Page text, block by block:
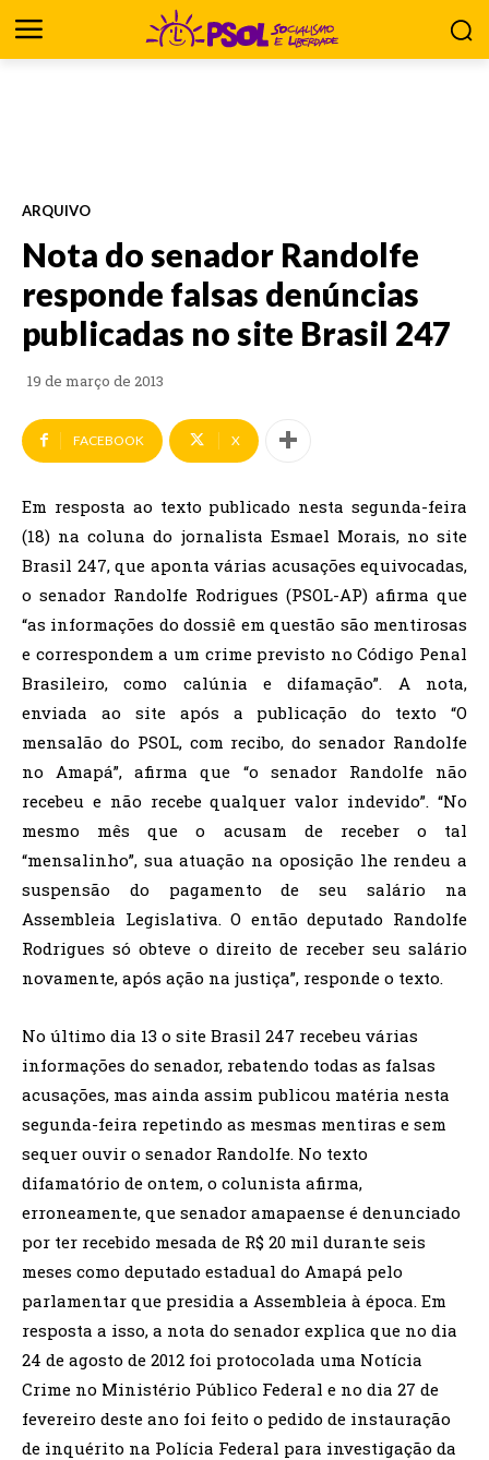
ARQUIVO
Nota do senador Randolfe
responde falsas denúncias
publicadas no site Brasil 247
19 de março de 2013
FACEBOOK X
Em resposta ao texto publicado nesta segunda-feira
(18) na coluna do jornalista Esmael Morais, no site
Brasil 247, que aponta várias acusações equivocadas,
o senador Randolfe Rodrigues (PSOL-AP) afirma que
“as informações do dossiê em questão são mentirosas
e correspondem a um crime previsto no Código Penal
Brasileiro, como calúnia e difamação”. A nota,
enviada ao site após a publicação do texto “O
mensalão do PSOL, com recibo, do senador Randolfe
no Amapá”, afirma que “o senador Randolfe não
recebeu e não recebe qualquer valor indevido”. “No
mesmo mês que o acusam de receber o tal
“mensalinho”, sua atuação na oposição lhe rendeu a
suspensão do pagamento de seu salário na
Assembleia Legislativa. O então deputado Randolfe
Rodrigues só obteve o direito de receber seu salário
novamente, após ação na justiça”, responde o texto.
No último dia 13 o site Brasil 247 recebeu várias
informações do senador, rebatendo todas as falsas
acusações, mas ainda assim publicou matéria nesta
segunda-feira repetindo as mesmas mentiras e sem
sequer ouvir o senador Randolfe. No texto
difamatório de ontem, o colunista afirma,
erroneamente, que senador amapaense é denunciado
por ter recebido mesada de R$ 20 mil durante seis
meses como deputado estadual do Amapá pelo
parlamentar que presidia a Assembleia à época. Em
resposta a isso, a nota do senador explica que no dia
24 de agosto de 2012 foi protocolada uma Notícia
Crime no Ministério Público Federal e no dia 27 de
fevereiro deste ano foi feito o pedido de instauração
de inquérito na Polícia Federal para investigação da